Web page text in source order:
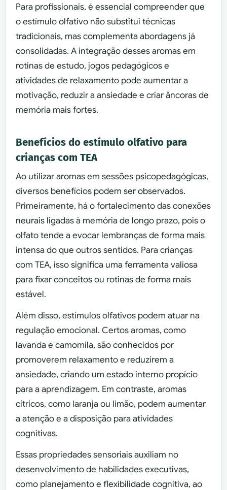
Para profissionais, é essencial compreender que
o estímulo olfativo não substitui técnicas
tradicionais, mas complementa abordagens já
consolidadas. A integração desses aromas em
rotinas de estudo, jogos pedagógicos e
atividades de relaxamento pode aumentar a
motivação, reduzir a ansiedade e criar âncoras de
memória mais fortes.
Benefícios do estímulo olfativo para
crianças com TEA
Ao utilizar aromas em sessões psicopedagógicas,
diversos benefícios podem ser observados.
Primeiramente, há o fortalecimento das conexões
neurais ligadas à memória de longo prazo, pois o
olfato tende a evocar lembranças de forma mais
intensa do que outros sentidos. Para crianças
com TEA, isso significa uma ferramenta valiosa
para fixar conceitos ou rotinas de forma mais
estável.
Além disso, estímulos olfativos podem atuar na
regulação emocional. Certos aromas, como
lavanda e camomila, são conhecidos por
promoverem relaxamento e reduzirem a
ansiedade, criando um estado interno propício
para a aprendizagem. Em contraste, aromas
cítricos, como laranja ou limão, podem aumentar
a atenção e a disposição para atividades
cognitivas.
Essas propriedades sensoriais auxiliam no
desenvolvimento de habilidades executivas,
como planejamento e flexibilidade cognitiva, ao